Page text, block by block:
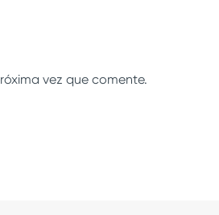
vez que comente.